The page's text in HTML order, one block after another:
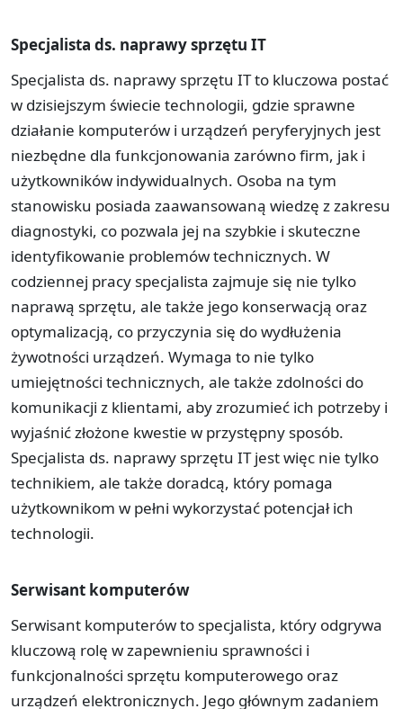
Specjalista ds. naprawy sprzętu IT
Specjalista ds. naprawy sprzętu IT to kluczowa postać
w dzisiejszym świecie technologii, gdzie sprawne
działanie komputerów i urządzeń peryferyjnych jest
niezbędne dla funkcjonowania zarówno firm, jak i
użytkowników indywidualnych. Osoba na tym
stanowisku posiada zaawansowaną wiedzę z zakresu
diagnostyki, co pozwala jej na szybkie i skuteczne
identyfikowanie problemów technicznych. W
codziennej pracy specjalista zajmuje się nie tylko
naprawą sprzętu, ale także jego konserwacją oraz
optymalizacją, co przyczynia się do wydłużenia
żywotności urządzeń. Wymaga to nie tylko
umiejętności technicznych, ale także zdolności do
komunikacji z klientami, aby zrozumieć ich potrzeby i
wyjaśnić złożone kwestie w przystępny sposób.
Specjalista ds. naprawy sprzętu IT jest więc nie tylko
technikiem, ale także doradcą, który pomaga
użytkownikom w pełni wykorzystać potencjał ich
technologii.
Serwisant komputerów
Serwisant komputerów to specjalista, który odgrywa
kluczową rolę w zapewnieniu sprawności i
funkcjonalności sprzętu komputerowego oraz
urządzeń elektronicznych. Jego głównym zadaniem